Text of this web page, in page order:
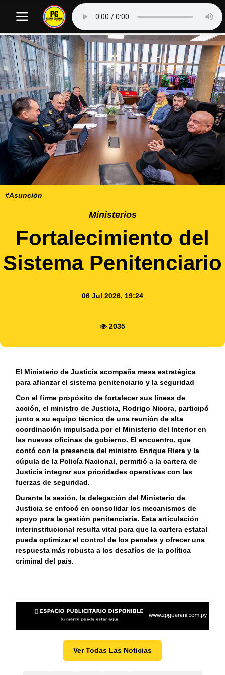
#Asunción
Ministerios
Fortalecimiento del
Sistema Penitenciario
06 Jul 2026, 19:24
2035
El Ministerio de Justicia acompaña mesa estratégica
para afianzar el sistema penitenciario y la seguridad
Con el firme propósito de fortalecer sus líneas de
acción, el ministro de Justicia, Rodrigo Nicora, participó
junto a su equipo técnico de una reunión de alta
coordinación impulsada por el Ministerio del Interior en
las nuevas oficinas de gobierno. El encuentro, que
contó con la presencia del ministro Enrique Riera y la
cúpula de la Policía Nacional, permitió a la cartera de
Justicia integrar sus prioridades operativas con las
fuerzas de seguridad.
Durante la sesión, la delegación del Ministerio de
Justicia se enfocó en consolidar los mecanismos de
apoyo para la gestión penitenciaria. Esta articulación
interinstitucional resulta vital para que la cartera estatal
pueda optimizar el control de los penales y ofrecer una
respuesta más robusta a los desafíos de la política
criminal del país.
Ver Todas Las Noticias